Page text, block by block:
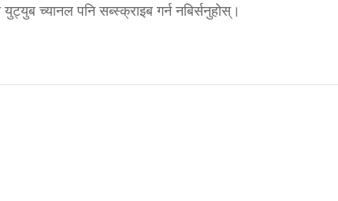
च्यानल पनि सब्स्क्राइब गर्न नबिर्सनुहोस्।